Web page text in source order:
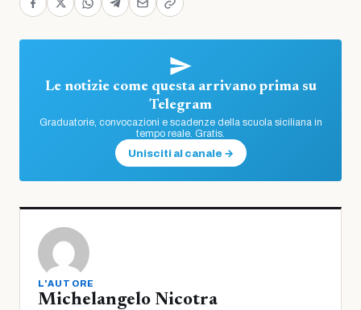
Le notizie come questa arrivano prima su
Telegram
Graduatorie, convocazioni e scadenze della scuola siciliana in
tempo reale. Gratis.
Unisciti al canale →
L'AUTORE
Michelangelo Nicotra